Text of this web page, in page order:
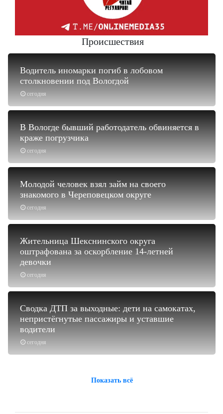
Происшествия
сегодня
Водитель иномарки погиб в лобовом
столкновении под Вологдой
сегодня
В Вологде бывший работодатель обвиняется в
краже погрузчика
сегодня
Молодой человек взял займ на своего
знакомого в Череповецком округе
сегодня
Жительница Шекснинского округа
оштрафована за оскорбление 14-летней
девочки
сегодня
Сводка ДТП за выходные: дети на самокатах,
непристёгнутые пассажиры и уставшие
водители
Показать всё